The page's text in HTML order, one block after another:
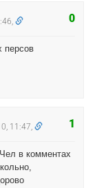
0
персов
1
11:47,
в комментах